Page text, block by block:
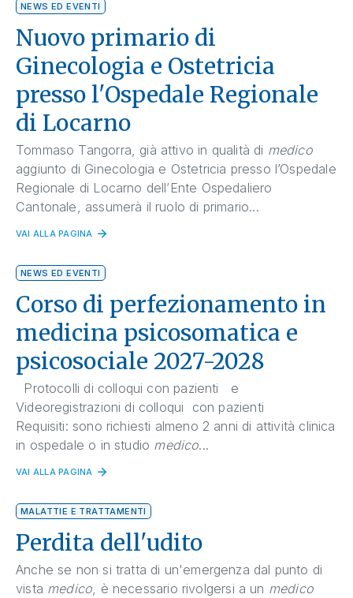
NEWS ED EVENTI
Nuovo primario di
Ginecologia e Ostetricia
presso l'Ospedale Regionale
di Locarno
Tommaso Tangorra, già attivo in qualità di medico
aggiunto di Ginecologia e Ostetricia presso l’Ospedale
Regionale di Locarno dell’Ente Ospedaliero
Cantonale, assumerà il ruolo di primario...
VAI ALLA PAGINA
NEWS ED EVENTI
Corso di perfezionamento in
medicina psicosomatica e
psicosociale 2027-2028
Protocolli di colloqui con pazienti e
Videoregistrazioni di colloqui con pazienti
Requisiti: sono richiesti almeno 2 anni di attività clinica
in ospedale o in studio medico...
VAI ALLA PAGINA
MALATTIE E TRATTAMENTI
Perdita dell'udito
Anche se non si tratta di un'emergenza dal punto di
vista medico, è necessario rivolgersi a un medico